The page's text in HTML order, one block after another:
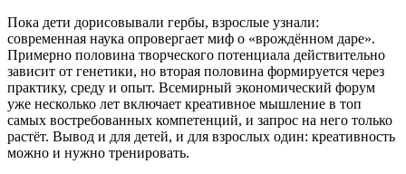
Пока дети дорисовывали гербы, взрослые узнали:
современная наука опровергает миф о «врождённом даре».
Примерно половина творческого потенциала действительно
зависит от генетики, но вторая половина формируется через
практику, среду и опыт. Всемирный экономический форум
уже несколько лет включает креативное мышление в топ
самых востребованных компетенций, и запрос на него только
растёт. Вывод и для детей, и для взрослых один: креативность
можно и нужно тренировать.